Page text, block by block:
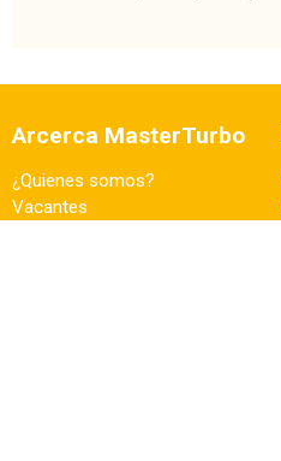
Arcerca MasterTurbo
¿Quienes somos?
Vacantes